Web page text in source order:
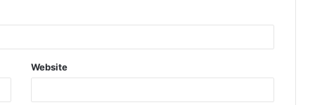
Website